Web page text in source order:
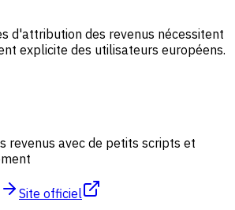
d'attribution des revenus nécessitent
explicite des utilisateurs européens.
revenus avec de petits scripts et
Site officiel